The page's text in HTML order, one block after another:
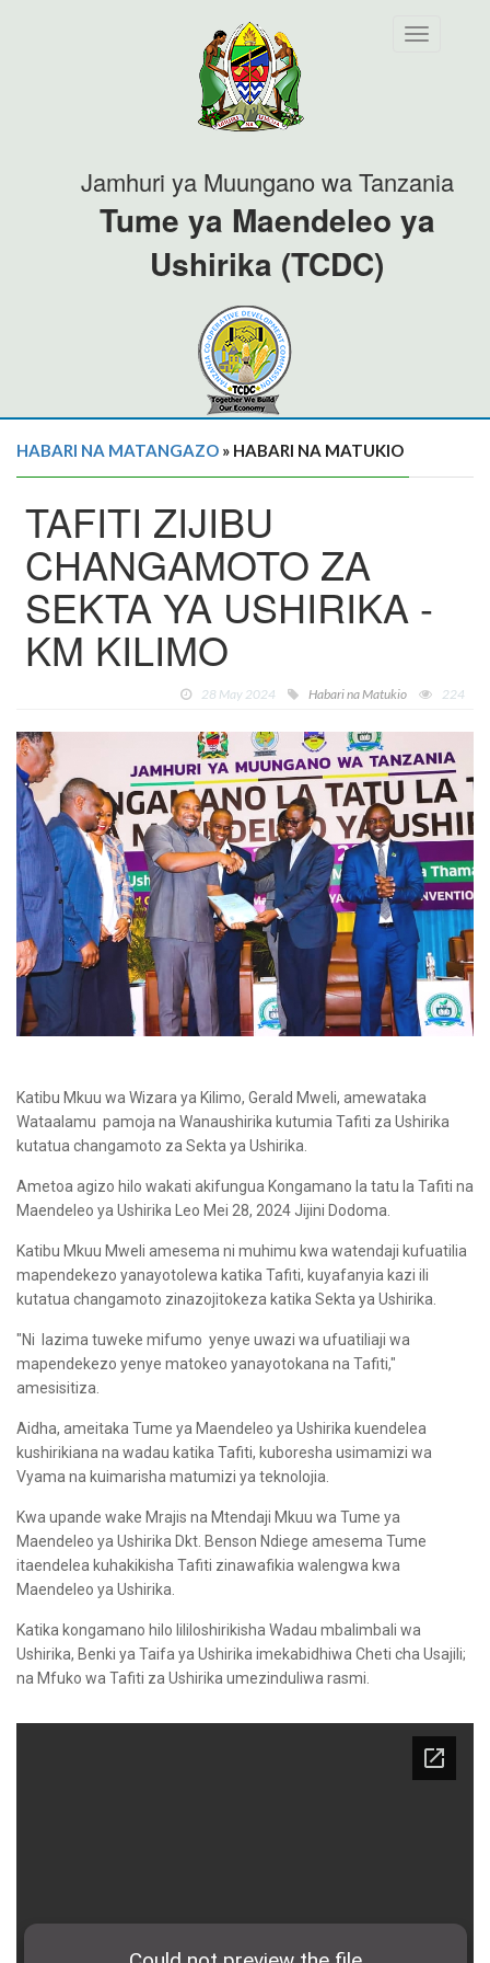
Toggle
Jamhuri ya Muungano wa Tanzania
Tume ya Maendeleo ya
Ushirika (TCDC)
HABARI NA MATANGAZO » HABARI NA MATUKIO
TAFITI ZIJIBU
CHANGAMOTO ZA
SEKTA YA USHIRIKA -
KM KILIMO
28 May 2024 Habari na Matukio 224
Katibu Mkuu wa Wizara ya Kilimo, Gerald Mweli, amewataka
Wataalamu pamoja na Wanaushirika kutumia Tafiti za Ushirika
kutatua changamoto za Sekta ya Ushirika.
Ametoa agizo hilo wakati akifungua Kongamano la tatu la Tafiti na
Maendeleo ya Ushirika Leo Mei 28, 2024 Jijini Dodoma.
Katibu Mkuu Mweli amesema ni muhimu kwa watendaji kufuatilia
mapendekezo yanayotolewa katika Tafiti, kuyafanyia kazi ili
kutatua changamoto zinazojitokeza katika Sekta ya Ushirika.
"Ni lazima tuweke mifumo yenye uwazi wa ufuatiliaji wa
mapendekezo yenye matokeo yanayotokana na Tafiti,"
amesisitiza.
Aidha, ameitaka Tume ya Maendeleo ya Ushirika kuendelea
kushirikiana na wadau katika Tafiti, kuboresha usimamizi wa
Vyama na kuimarisha matumizi ya teknolojia.
Kwa upande wake Mrajis na Mtendaji Mkuu wa Tume ya
Maendeleo ya Ushirika Dkt. Benson Ndiege amesema Tume
itaendelea kuhakikisha Tafiti zinawafikia walengwa kwa
Maendeleo ya Ushirika.
Katika kongamano hilo lililoshirikisha Wadau mbalimbali wa
Ushirika, Benki ya Taifa ya Ushirika imekabidhiwa Cheti cha Usajili;
na Mfuko wa Tafiti za Ushirika umezinduliwa rasmi.